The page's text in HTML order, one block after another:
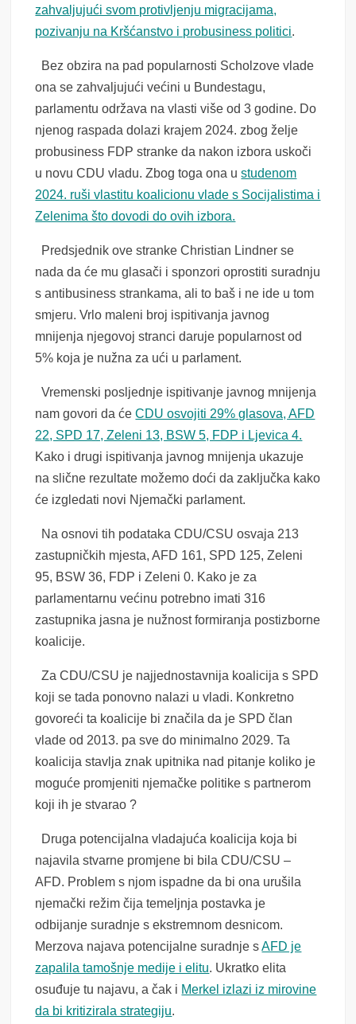
zahvaljujući svom protivljenju migracijama,
pozivanju na Kršćanstvo i probusiness politici.
Bez obzira na pad popularnosti Scholzove vlade
ona se zahvaljujući većini u Bundestagu,
parlamentu održava na vlasti više od 3 godine. Do
njenog raspada dolazi krajem 2024. zbog želje
probusiness FDP stranke da nakon izbora uskoči
u novu CDU vladu. Zbog toga ona ustudenom
2024. ruši vlastitu koalicionu vlade s Socijalistima i
Zelenima što dovodi do ovih izbora.
Predsjednik ove stranke Christian Lindner se
nada da će mu glasači i sponzori oprostiti suradnju
s antibusiness strankama, ali to baš i ne ide u tom
smjeru. Vrlo maleni broj ispitivanja javnog
mnijenja njegovoj stranci daruje popularnost od
5% koja je nužna za ući u parlament.
Vremenski posljednje ispitivanje javnog mnijenja
nam govori da ćeCDU osvojiti 29% glasova, AFD
22, SPD 17, Zeleni 13, BSW 5, FDP i Ljevica 4.
Kako i drugi ispitivanja javnog mnijenja ukazuje
na slične rezultate možemo doći da zaključka kako
će izgledati novi Njemački parlament.
Na osnovi tih podataka CDU/CSU osvaja 213
zastupničkih mjesta, AFD 161, SPD 125, Zeleni
95, BSW 36, FDP i Zeleni 0. Kako je za
parlamentarnu većinu potrebno imati 316
zastupnika jasna je nužnost formiranja postizborne
koalicije.
Za CDU/CSU je najjednostavnija koalicija s SPD
koji se tada ponovno nalazi u vladi. Konkretno
govoreći ta koalicije bi značila da je SPD član
vlade od 2013. pa sve do minimalno 2029. Ta
koalicija stavlja znak upitnika nad pitanje koliko je
moguće promjeniti njemačke politike s partnerom
koji ih je stvarao ?
Druga potencijalna vladajuća koalicija koja bi
najavila stvarne promjene bi bila CDU/CSU –
AFD. Problem s njom ispadne da bi ona urušila
njemački režim čija temeljnja postavka je
odbijanje suradnje s ekstremnom desnicom.
Merzova najava potencijalne suradnje sAFD je
zapalila tamošnje medije i elitu. Ukratko elita
osuđuje tu najavu, a čak i Merkel izlazi iz mirovine
da bi kritizirala strategiju.